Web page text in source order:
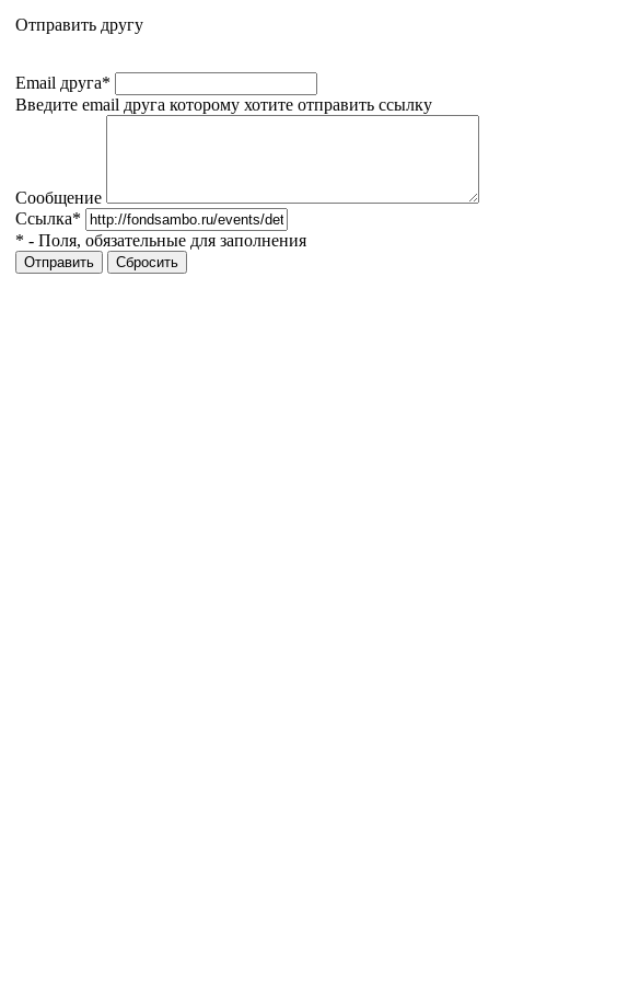
Отправить другу
Email друга*
Введите email друга которому хотите отправить ссылку
Сообщение
Ссылка*
* - Поля, обязательные для заполнения